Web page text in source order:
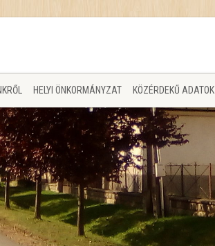
HELYI ÖNKORMÁNYZAT KÖZÉRDEKŰ ADATOK